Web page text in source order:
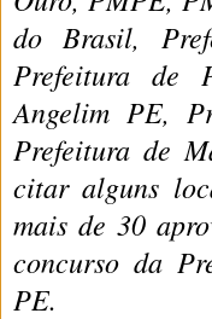
do Brasil,
Prefeitura de
Angelim PE,
Prefeitura de
citar alguns
mais de 30
concurso da
PE.